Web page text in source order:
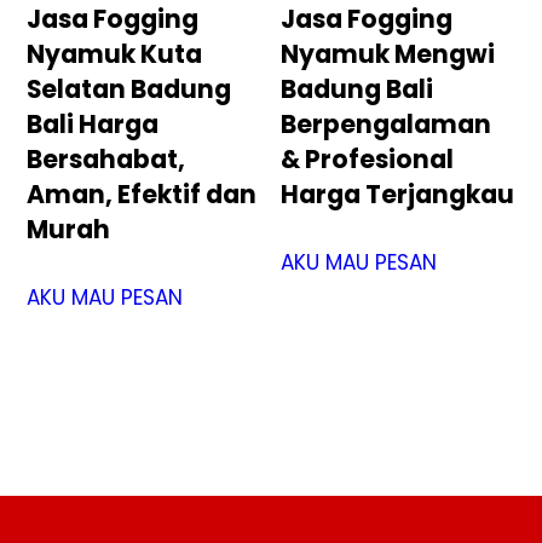
Jasa Fogging
Nyamuk Kuta
Selatan Badung
Bali Harga
Bersahabat,
Aman, Efektif dan
Murah
AKU MAU PESAN
Jasa Fogging
Nyamuk Mengwi
Badung Bali
Berpengalaman
& Profesional
Harga Terjangkau
AKU MAU PESAN